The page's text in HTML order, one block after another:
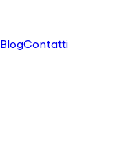
BlogContatti